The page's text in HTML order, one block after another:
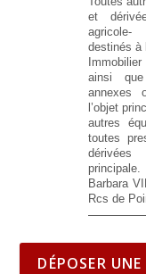
et
agricole-
destinés à
ainsi
annexes
l’objet
autres
toutes
Barbara
Rcs de
DÉPOSER